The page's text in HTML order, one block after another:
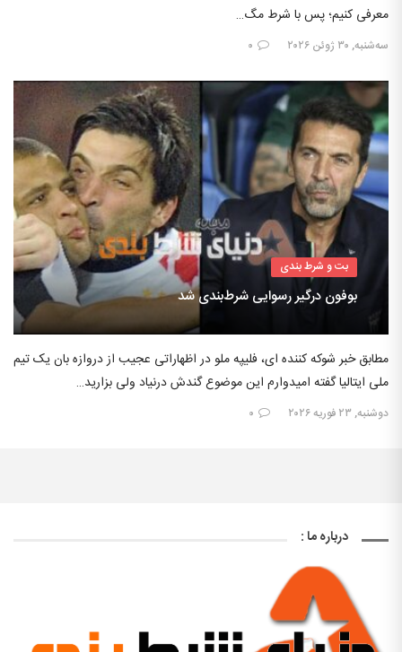
معرفی کنیم؛ پس با شرط مگ…
سه‌شنبه, ۳۰ ژوئن ۲۰۲۶ ۰
بت و شرط بندی
بوفون درگیر رسوایی شرط‌بندی شد
مطابق خبر شوکه کننده ای، فلیپه ملو در اظهاراتی عجیب از دروازه بان یک تیم
ملی ایتالیا گفته امیدوارم این موضوع گندش درنیاد ولی بزارید…
دوشنبه, ۲۳ فوریه ۲۰۲۶ ۰
درباره ما :